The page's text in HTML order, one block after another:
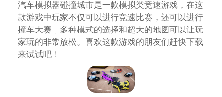
汽车模拟器碰撞城市是一款模拟类竞速游戏，在这
款游戏中玩家不仅可以进行竞速比赛，还可以进行
撞车大赛，多种模式的选择和超大的地图可以让玩
家玩的非常放松。喜欢这款游戏的朋友们赶快下载
来试试吧！